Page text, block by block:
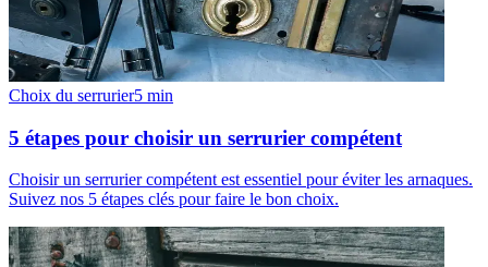
Choix du serrurier5 min
5 étapes pour choisir un serrurier compétent
Choisir un serrurier compétent est essentiel pour éviter les arnaques.
Suivez nos 5 étapes clés pour faire le bon choix.